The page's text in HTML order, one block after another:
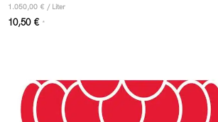
1.050,00 € / Liter
10,50 € *